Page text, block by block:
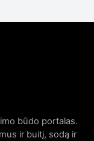
būdo portalas.
ir buitį, sodą ir